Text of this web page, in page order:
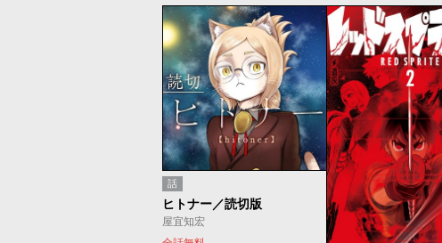
話
ヒトナー／読切版
屋宜知宏